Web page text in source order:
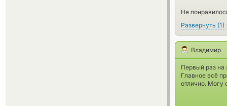
Не
Развернуть (1)
Владимир
Первый раз на
Главное всё
отлично. Могу